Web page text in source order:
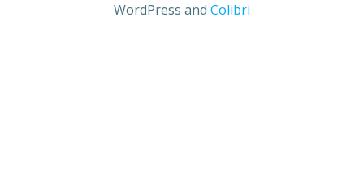
WordPress and Colibri